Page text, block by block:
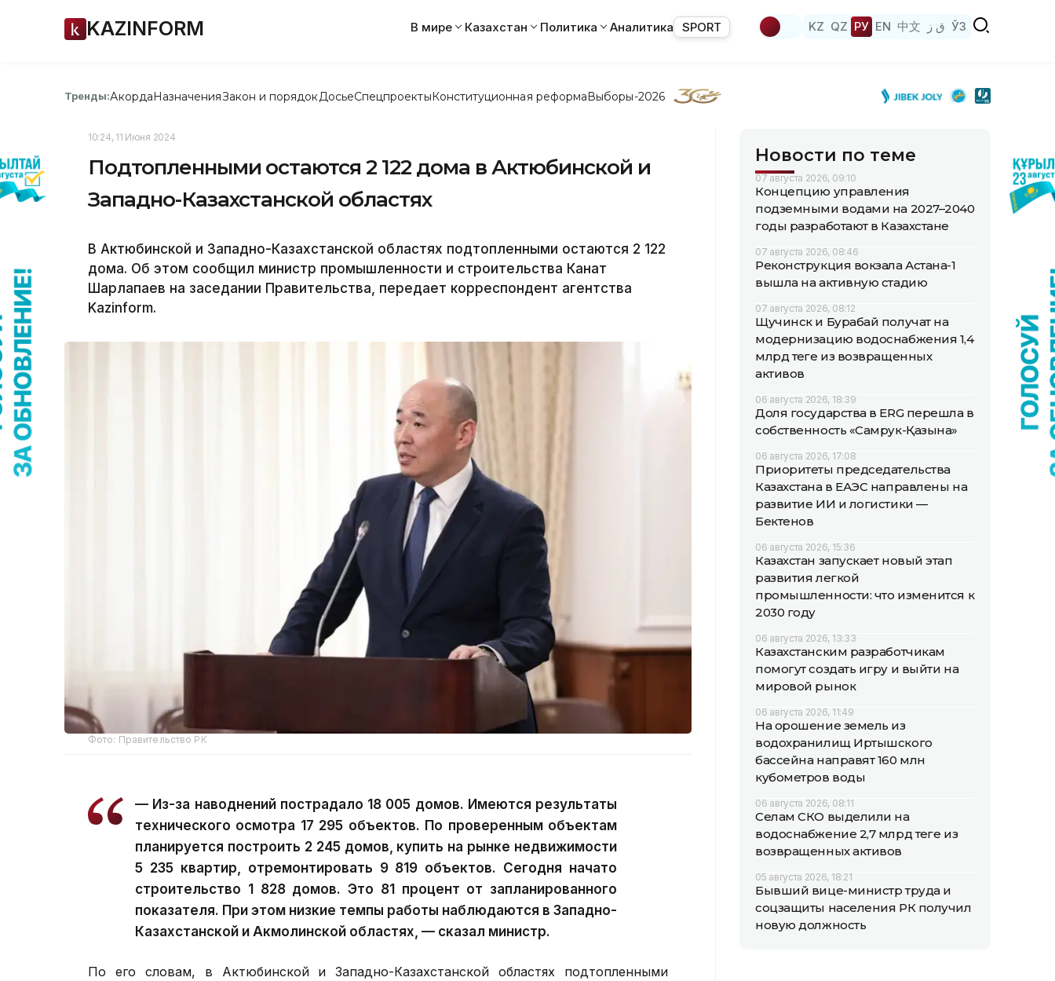
KAZINFORM В мире Казахстан Политика Аналитика SPORT KZ QZ РУ EN 中文 ق ز ЎЗ
Тренды:АкордаНазначенияЗакон и порядок ДосьеСпецпроектыКонституционная реформаВыборы-2026
10:24, 11 Июня 2024
Подтопленными остаются 2 122 дома в Актюбинской и
Западно-Казахстанской областях
В Актюбинской и Западно-Казахстанской областях подтопленными остаются 2 122
дома. Об этом сообщил министр промышленности и строительства Канат
Шарлапаев на заседании Правительства, передает корреспондент агентства
Kazinform.
Фото: Правительство РК
— Из-за наводнений пострадало 18 005 домов. Имеются результаты
технического осмотра 17 295 объектов. По проверенным объектам
планируется построить 2 245 домов, купить на рынке недвижимости
5 235 квартир, отремонтировать 9 819 объектов. Сегодня начато
строительство 1 828 домов. Это 81 процент от запланированного
показателя. При этом низкие темпы работы наблюдаются в Западно-
Казахстанской и Акмолинской областях, — сказал министр.
По его словам, в Актюбинской и Западно-Казахстанской областях подтопленными
Новости по теме
07 августа 2026, 09:10
Концепцию управления
подземными водами на 2027–2040
годы разработают в Казахстане
07 августа 2026, 08:46
Реконструкция вокзала Астана-1
вышла на активную стадию
07 августа 2026, 08:12
Щучинск и Бурабай получат на
модернизацию водоснабжения 1,4
млрд теңге из возвращенных
активов
06 августа 2026, 18:39
Доля государства в ERG перешла в
собственность «Самрук-Қазына»
06 августа 2026, 17:08
Приоритеты председательства
Казахстана в ЕАЭС направлены на
развитие ИИ и логистики —
Бектенов
06 августа 2026, 15:36
Казахстан запускает новый этап
развития легкой
промышленности: что изменится к
2030 году
06 августа 2026, 13:33
Казахстанским разработчикам
помогут создать игру и выйти на
мировой рынок
06 августа 2026, 11:49
На орошение земель из
водохранилищ Иртышского
бассейна направят 160 млн
кубометров воды
06 августа 2026, 08:11
Селам СКО выделили на
водоснабжение 2,7 млрд теңге из
возвращенных активов
05 августа 2026, 18:21
Бывший вице-министр труда и
соцзащиты населения РК получил
новую должность